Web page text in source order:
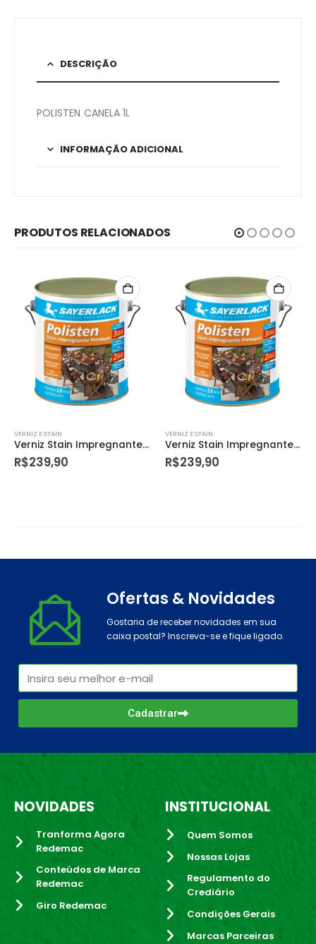
DESCRIÇÃO
POLISTEN CANELA 1L
INFORMAÇÃO ADICIONAL
PRODUTOS RELACIONADOS
VERNIZ E STAIN
Verniz Stain Impregnante Premium Acetinado Polisten Mogno Inglês 3,6 Litros
R$239,90
VERNIZ E STAIN
Verniz Stain Impregnante Premium Acetinado Polisten Imbuia 3,6 Litros
R$239,90
Ofertas & Novidades
Gostaria de receber novidades em sua
caixa postal? Inscreva-se e fique ligado.
Cadastrar
NOVIDADES
Tranforma Agora
Redemac
Conteúdos de Marca
Redemac
Giro Redemac
INSTITUCIONAL
Quem Somos
Nossas Lojas
Regulamento do
Crediário
Condições Gerais
Marcas Parceiras